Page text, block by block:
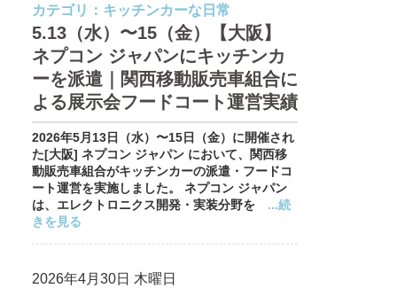
カテゴリ： キッチンカーな日常
5.13（水）〜15（金）【大阪】
ネプコン ジャパンにキッチンカ
ーを派遣｜関西移動販売車組合に
よる展示会フードコート運営実績
2026年5月13日（水）〜15日（金）に開催され
た[大阪] ネプコン ジャパン において、関西移
動販売車組合がキッチンカーの派遣・フードコ
ート運営を実施しました。 ネプコン ジャパン
は、エレクトロニクス開発・実装分野を ...続
きを見る
2026年4月30日 木曜日